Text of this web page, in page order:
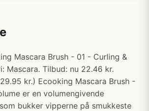
Mascara Brush - 01 - Curling &
Mascara. Tilbud: nu 22.46 kr.
kr.) Ecooking Mascara Brush -
er en volumengivende
bukker vipperne på smukkeste